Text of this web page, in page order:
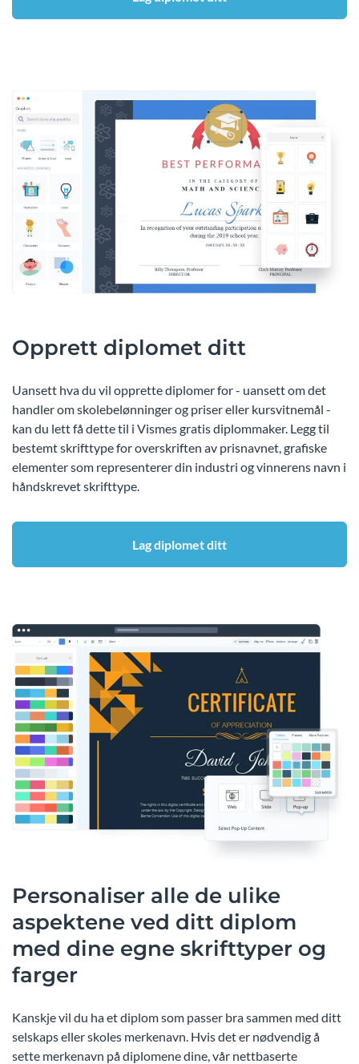
Opprett diplomet ditt
Uansett hva du vil opprette diplomer for - uansett om det
handler om skolebelønninger og priser eller kursvitnemål -
kan du lett få dette til i Vismes gratis diplommaker. Legg til
bestemt skrifttype for overskriften av prisnavnet, grafiske
elementer som representerer din industri og vinnerens navn i
håndskrevet skrifttype.
Lag diplomet ditt
Personaliser alle de ulike
aspektene ved ditt diplom
med dine egne skrifttyper og
farger
Kanskje vil du ha et diplom som passer bra sammen med ditt
selskaps eller skoles merkenavn. Hvis det er nødvendig å
sette merkenavn på diplomene dine, vår nettbaserte